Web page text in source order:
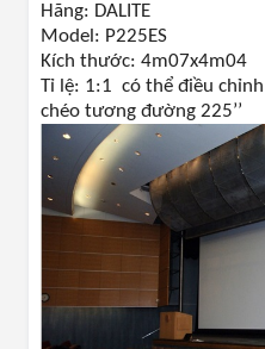
Hãng: DALITE
Model: P225ES
Kích thước: 4m07x4m04
Tỉ lệ: 1:1 có thể điều
chéo tương đường 225’’